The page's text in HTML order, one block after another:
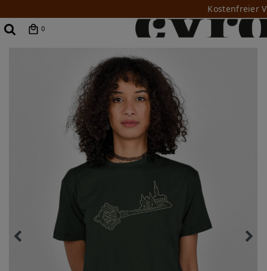
Kostenfreier
0